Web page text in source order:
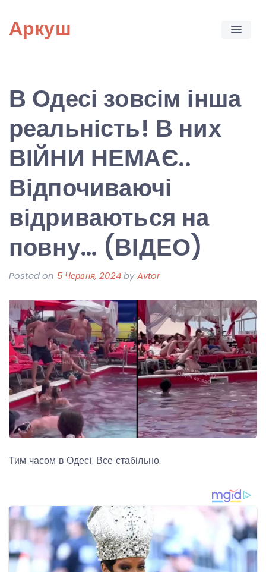
content
Аркуш
В Одесі зовсім інша
реальність! В них
ВІЙНИ НЕМАЄ..
Відпочиваючі
відриваються на
повну… (ВІДЕО)
Posted on 5 Червня, 2024byAvtor
Тим часом в Одесі. Все стабільно.